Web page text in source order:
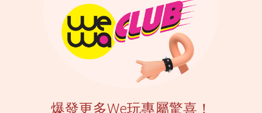
爆發更多We玩專屬驚喜！